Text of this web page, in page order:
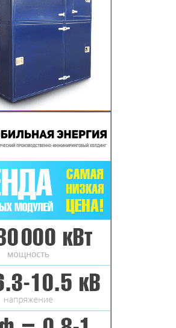
трансформаторная
6 МВА (морское
комплекса 22
газовое